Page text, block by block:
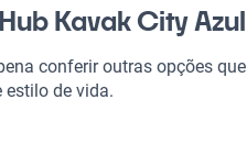
a sua experiência de
de ter um bólido
transformar a rotina em algo
Hub Kavak City
Kavak City Azul
conferir outras opções que
estilo de vida.